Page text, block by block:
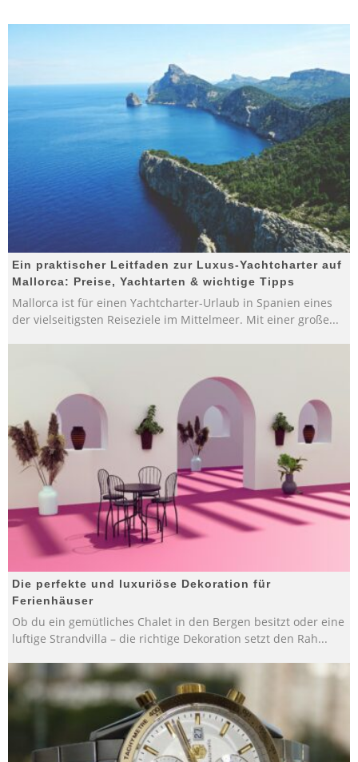
Ein praktischer Leitfaden zur Luxus-Yachtcharter auf
Mallorca: Preise, Yachtarten & wichtige Tipps
Mallorca ist für einen Yachtcharter-Urlaub in Spanien eines
der vielseitigsten Reiseziele im Mittelmeer. Mit einer große...
Die perfekte und luxuriöse Dekoration für
Ferienhäuser
Ob du ein gemütliches Chalet in den Bergen besitzt oder eine
luftige Strandvilla – die richtige Dekoration setzt den Rah...